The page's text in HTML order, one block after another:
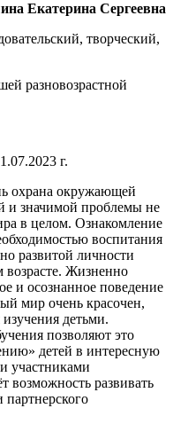
Екатерина Сергеевна
творческий,
разновозрастной
г.
охрана окружающей
и значимой проблемы не
в целом. Ознакомление
воспитания
развитой личности
возрасте. Жизненно
и осознанное поведение
мир очень красочен,
детьми.
позволяют это
детей в интересную
участниками
возможность развивать
партнерского